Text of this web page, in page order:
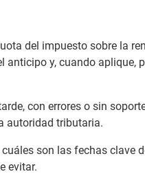
del impuesto sobre la
anticipo y, cuando aplique,
con errores o sin
autoridad tributaria.
son las fechas clave
evitar.